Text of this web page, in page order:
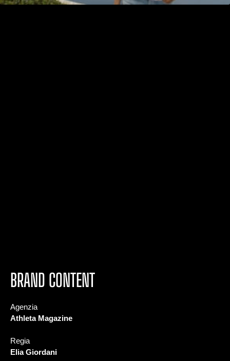
BRAND CONTENT
Agenzia
Athleta Magazine​
Regia
Elia Giordani